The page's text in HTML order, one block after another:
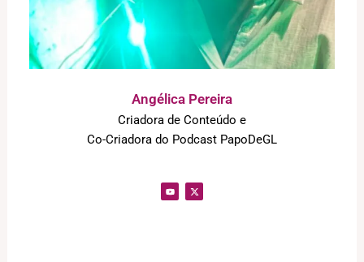
Angélica Pereira
Criadora de Conteúdo e
Co-Criadora do Podcast PapoDeGL
Y
o
u
X
-
t